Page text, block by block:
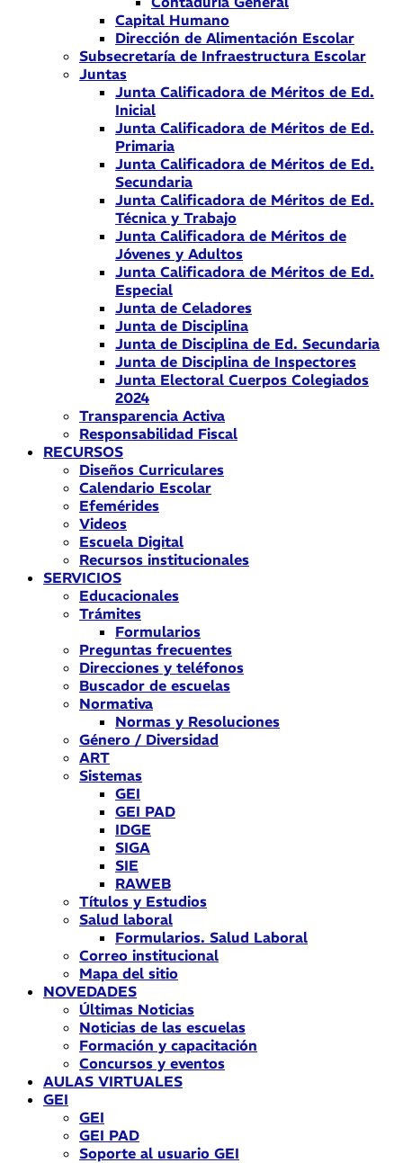
Capital Humano
Dirección de Alimentación Escolar
Subsecretaría de Infraestructura Escolar
Juntas
Junta Calificadora de Méritos de Ed.
Inicial
Junta Calificadora de Méritos de Ed.
Primaria
Junta Calificadora de Méritos de Ed.
Secundaria
Junta Calificadora de Méritos de Ed.
Técnica y Trabajo
Junta Calificadora de Méritos de
Jóvenes y Adultos
Junta Calificadora de Méritos de Ed.
Especial
Junta de Celadores
Junta de Disciplina
Junta de Disciplina de Ed. Secundaria
Junta de Disciplina de Inspectores
Junta Electoral Cuerpos Colegiados
2024
Transparencia Activa
Responsabilidad Fiscal
RECURSOS
Diseños Curriculares
Calendario Escolar
Efemérides
Videos
Escuela Digital
Recursos institucionales
SERVICIOS
Educacionales
Trámites
Formularios
Preguntas frecuentes
Direcciones y teléfonos
Buscador de escuelas
Normativa
Normas y Resoluciones
Género / Diversidad
ART
Sistemas
GEI
GEI PAD
IDGE
SIGA
SIE
RAWEB
Títulos y Estudios
Salud laboral
Formularios. Salud Laboral
Correo institucional
Mapa del sitio
NOVEDADES
Últimas Noticias
Noticias de las escuelas
Formación y capacitación
Concursos y eventos
AULAS VIRTUALES
GEI
GEI
GEI PAD
Soporte al usuario GEI